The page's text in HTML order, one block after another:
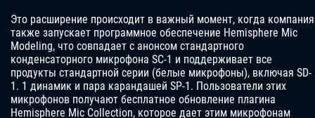
Это расширение происходит в важный момент, когда компания
также запускает программное обеспечение Hemisphere Mic
Modeling, что совпадает с анонсом стандартного
конденсаторного микрофона SC-1 и поддерживает все
продукты стандартной серии (белые микрофоны), включая SD-
1. 1 динамик и пара карандашей SP-1. Пользователи этих
микрофонов получают бесплатное обновление плагина
Hemisphere Mic Collection, которое дает этим микрофонам